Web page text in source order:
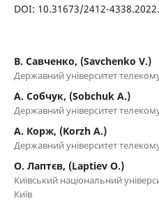
DOI: 10.31673/2412-
В. Савченко, (Savchenko V.)
Державний університет
А. Собчук, (Sobchuk A.)
Державний університет
А. Корж, (Korzh A.)
Державний університет
О. Лаптєв, (Laptiev O.)
Київський національний
Київ